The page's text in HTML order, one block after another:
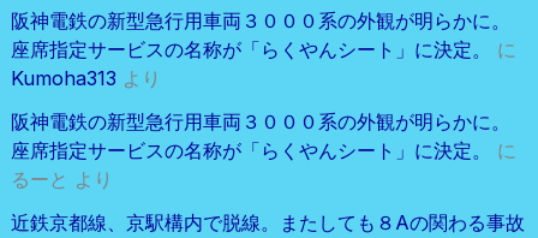
阪神電鉄の新型急行用車両３０００系の外観が明らかに。
座席指定サービスの名称が「らくやんシート」に決定。
に
Kumoha313 より
阪神電鉄の新型急行用車両３０００系の外観が明らかに。
座席指定サービスの名称が「らくやんシート」に決定。
に
るーと より
近鉄京都線、京駅構内で脱線。またしても８Aの関わる事故